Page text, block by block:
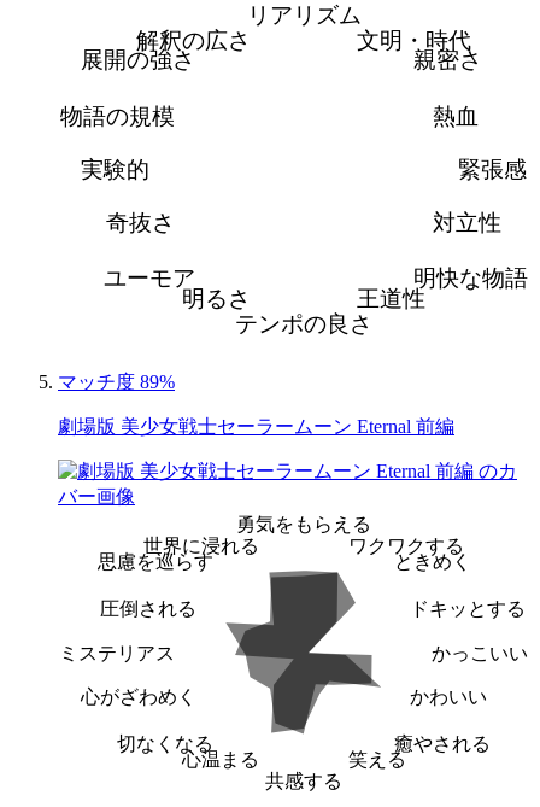
リアリズム
文明・時代
親密さ
熱血
緊張感
対立性
明快な物語
王道性
テンポの良さ
明るさ
ユーモア
奇抜さ
実験的
物語の規模
展開の強さ
解釈の広さ
マッチ度 89%
劇場版 美少女戦士セーラームーン Eternal 前編
勇気をもらえる
ワクワクする
ときめく
ドキッとする
かっこいい
かわいい
癒やされる
笑える
共感する
心温まる
切なくなる
心がざわめく
ミステリアス
圧倒される
思慮を巡らす
世界に浸れる